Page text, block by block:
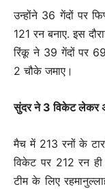
उन्होंने 36 गेंदों पर
121 रन बनाए. इस
रिंकू ने 39 गेंदों पर
2 चौके जमाए।
सुंदर ने 3 विकेट लेकर
मैच में 213 रनों के
विकेट पर 212 रन
टीम के लिए